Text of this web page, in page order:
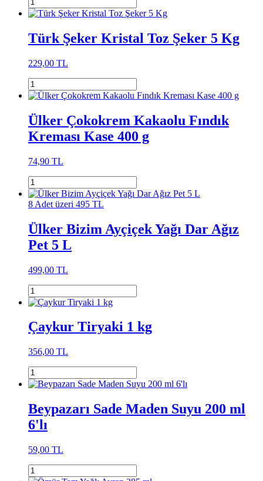
Türk Şeker Kristal Toz Şeker 5 Kg
229,00 TL
Ülker Çokokrem Kakaolu Fındık
Kreması Kase 400 g
74,90 TL
8 Adet üzeri 495 TL
Ülker Bizim Ayçiçek Yağı Dar Ağız
Pet 5 L
499,00 TL
Çaykur Tiryaki 1 kg
356,00 TL
Beypazarı Sade Maden Suyu 200 ml
6'lı
59,00 TL